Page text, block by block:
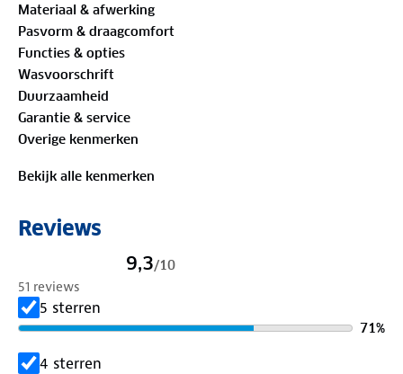
telefoon kunt schoonmaken. De keuze is reuze,
want het vest is er in de kleuren antraciet,
donkergroen, cognac en navy.
Materialen:
50%gerecycled polyester
50% polyester
aan.
Model antraciet en cognac is 1m88 en draagt maat
M
Model navy en donkergroen is 1m84 en draagt maat
Materiaal & afwerking
Pasvorm & draagcomfort
Functies & opties
Wasvoorschrift
Duurzaamheid
Garantie & service
Overige kenmerken
Bekijk alle kenmerken
Reviews
9,3/10
51 reviews
5 sterren
71%
4 sterren